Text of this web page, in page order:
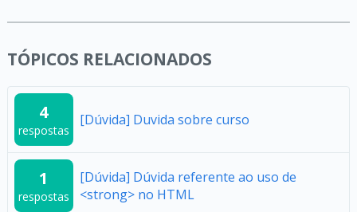
TÓPICOS RELACIONADOS
4
respostas
[Dúvida] Duvida sobre curso
1
respostas
[Dúvida] Dúvida referente ao uso de
<strong> no HTML